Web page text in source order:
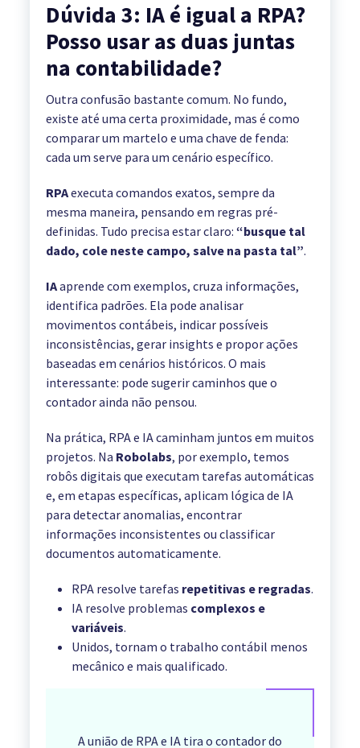
Dúvida 3: IA é igual a RPA?
Posso usar as duas juntas
na contabilidade?
Outra confusão bastante comum. No fundo,
existe até uma certa proximidade, mas é como
comparar um martelo e uma chave de fenda:
cada um serve para um cenário específico.
RPAexecuta comandos exatos, sempre da
mesma maneira, pensando em regras pré-
definidas. Tudo precisa estar claro: “busque tal
dado, cole neste campo, salve na pasta tal”.
IAaprende com exemplos, cruza informações,
identifica padrões. Ela pode analisar
movimentos contábeis, indicar possíveis
inconsistências, gerar insights e propor ações
baseadas em cenários históricos. O mais
interessante: pode sugerir caminhos que o
contador ainda não pensou.
Na prática, RPA e IA caminham juntos em muitos
projetos. Na Robolabs, por exemplo, temos
robôs digitais que executam tarefas automáticas
e, em etapas específicas, aplicam lógica de IA
para detectar anomalias, encontrar
informações inconsistentes ou classificar
documentos automaticamente.
RPA resolve tarefas repetitivas e regradas.
IA resolve problemas complexos e
variáveis.
Unidos, tornam o trabalho contábil menos
mecânico e mais qualificado.
A união de RPA e IA tira o contador do